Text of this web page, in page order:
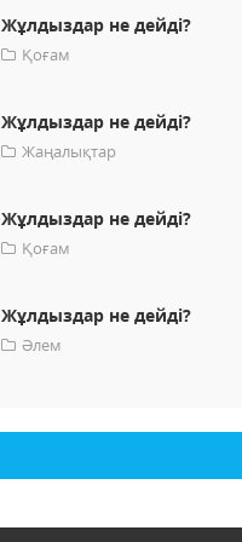
Жұлдыздар не дейді?
Қоғам
Жұлдыздар не дейді?
Жаңалықтар
Жұлдыздар не дейді?
Қоғам
Жұлдыздар не дейді?
Әлем